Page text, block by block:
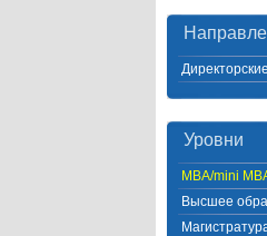
Уровни
MBA/mini
Высшее